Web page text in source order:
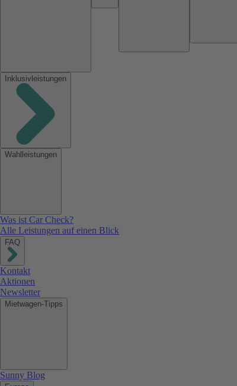
Inklusivleistungen
Wahlleistungen
Was ist Car Check?
Alle Leistungen auf einen Blick
FAQ
Kontakt
Aktionen
Newsletter
Mietwagen-Tipps
Sunny Blog